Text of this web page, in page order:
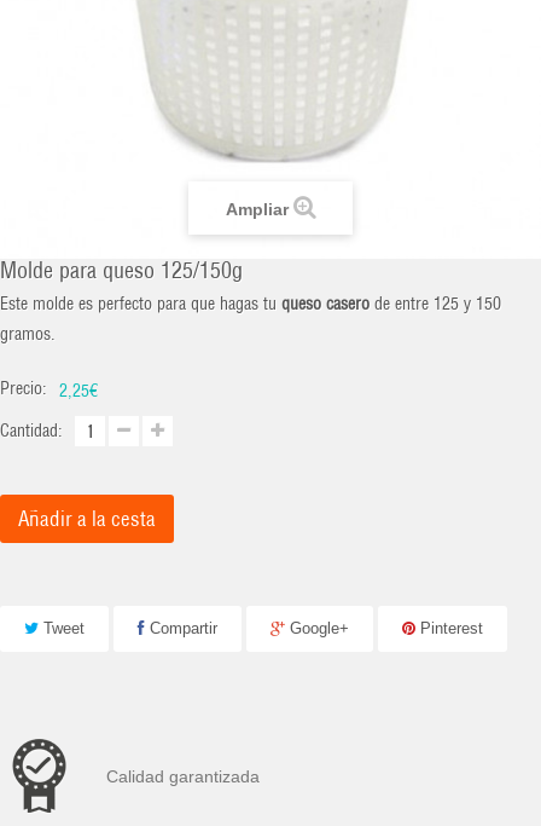
Ampliar
Molde para queso 125/150g
Este molde es perfecto para que hagas tu queso casero de entre 125 y 150
gramos.
Precio:
2,25€
Cantidad:
Añadir a la cesta
Tweet Compartir Google+ Pinterest
Calidad garantizada